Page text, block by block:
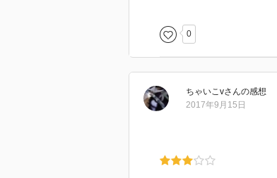
この本の評価が二極化す
るからなのだろうと思う
嬉しく思うし、おすすめし
0
ちゃいこvさんの感想
2017年9月15日